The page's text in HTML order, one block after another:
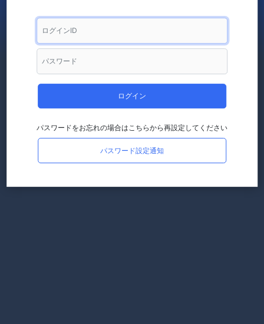
ログイン
パスワードをお忘れの場合はこちらから再設定してください
パスワード設定通知